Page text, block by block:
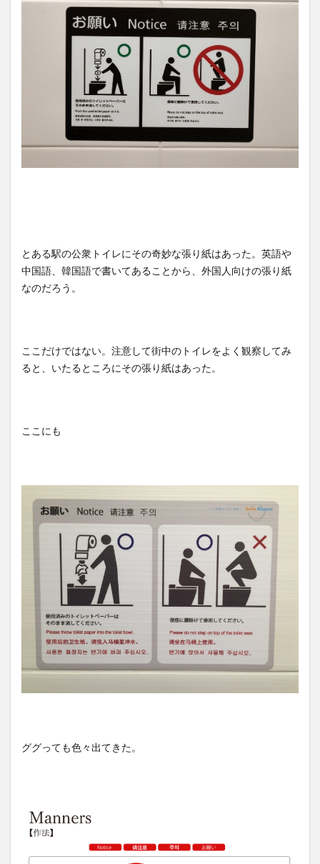
とある駅の公衆トイレにその奇妙な張り紙はあった。英語や
中国語、韓国語で書いてあることから、外国人向けの張り紙
なのだろう。
ここだけではない。注意して街中のトイレをよく観察してみ
ると、いたるところにその張り紙はあった。
ここにも
ググっても色々出てきた。